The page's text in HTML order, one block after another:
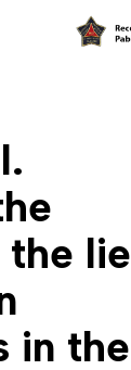
the lie
in the